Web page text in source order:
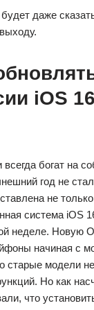
даже
iOS
богат на
год не
не
система iOS
неделе. Новую
начиная с
старые модели
Но как
что